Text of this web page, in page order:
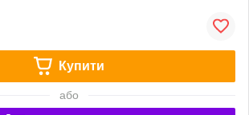
Купити
або